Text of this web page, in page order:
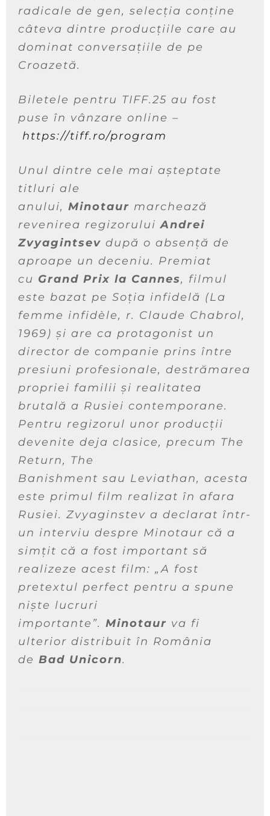
radicale de gen, selecția conține
câteva dintre producțiile care au
dominat conversațiile de pe
Croazetă.
Biletele pentru TIFF.25 au fost
puse în vânzare online –
https://tiff.ro/program
​​Unul dintre cele mai așteptate
titluri ale
anului, Minotaur marchează
revenirea regizoruluiAndrei
Zvyagintsev după o absență de
aproape un deceniu. Premiat
cu Grand Prix la Cannes, filmul
este bazat pe Soția infidelă (La
femme infidèle, r. Claude Chabrol,
1969) și are ca protagonist un
director de companie prins între
presiuni profesionale, destrămarea
propriei familii și realitatea
brutală a Rusiei contemporane.
Pentru regizorul unor producții
devenite deja clasice, precum The
Return, The
Banishment sau Leviathan, acesta
este primul film realizat în afara
Rusiei. Zvyaginstev a declarat într-
un interviu despre Minotaur că a
simțit că a fost important să
realizeze acest film: „A fost
pretextul perfect pentru a spune
niște lucruri
importante”. Minotaur va fi
ulterior distribuit în România
de Bad Unicorn.